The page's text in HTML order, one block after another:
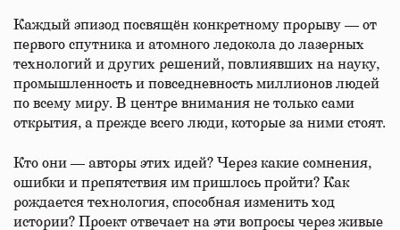
Каждый эпизод посвящён конкретному прорыву — от
первого спутника и атомного ледокола до лазерных
технологий и других решений, повлиявших на науку,
промышленность и повседневность миллионов людей
по всему миру. В центре внимания не только сами
открытия, а прежде всего люди, которые за ними стоят.
Кто они — авторы этих идей? Через какие сомнения,
ошибки и препятствия им пришлось пройти? Как
рождается технология, способная изменить ход
истории? Проект отвечает на эти вопросы через живые